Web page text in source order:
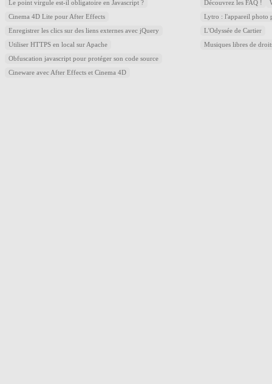
Le point virgule est-il obligatoire en Javascript ?
Cinema 4D Lite pour After Effects
Enregistrer les clics sur des liens externes avec jQuery
Utiliser HTTPS en local sur Apache
Obfuscation javascript pour protéger son code source
Cineware avec After Effects et Cinema 4D
Découvrez les FAQ !
Lytro : l'appareil photo
L'Odyssée de Cartier
Musiques libres de